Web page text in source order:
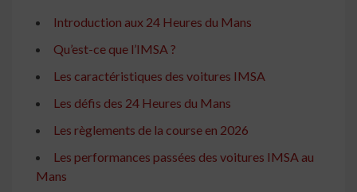
Introduction aux 24 Heures du Mans
Qu’est-ce que l’IMSA ?
Les caractéristiques des voitures IMSA
Les défis des 24 Heures du Mans
Les règlements de la course en 2026
Les performances passées des voitures IMSA au
Mans